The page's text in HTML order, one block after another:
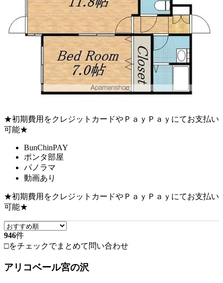
★初期費用をクレジットカードやＰａｙＰａｙにてお支払い
可能★
BunChinPAY
ポンタ部屋
パノラマ
動画あり
★初期費用をクレジットカードやＰａｙＰａｙにてお支払い
可能★
946件
□をチェックでまとめて問い合わせ
アリコベール宮の沢